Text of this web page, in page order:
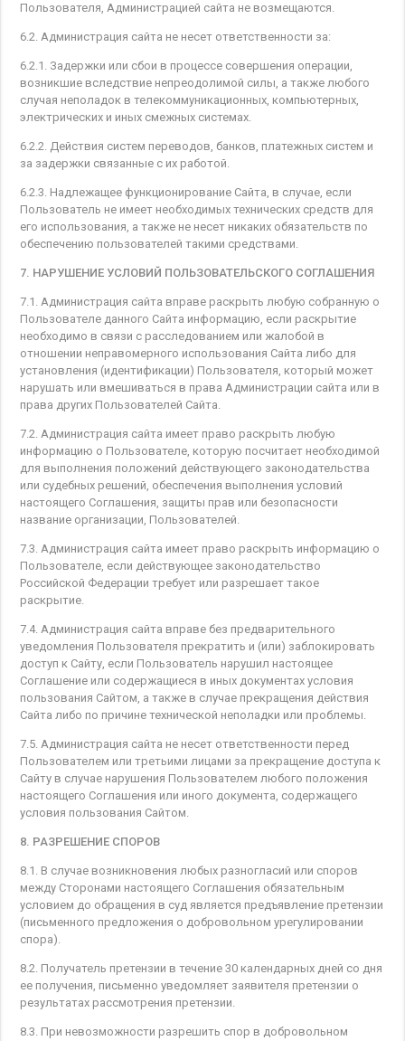
Пользователя, Администрацией сайта не возмещаются.
6.2. Администрация сайта не несет ответственности за:
6.2.1. Задержки или сбои в процессе совершения операции,
возникшие вследствие непреодолимой силы, а также любого
случая неполадок в телекоммуникационных, компьютерных,
электрических и иных смежных системах.
6.2.2. Действия систем переводов, банков, платежных систем и
за задержки связанные с их работой.
6.2.3. Надлежащее функционирование Сайта, в случае, если
Пользователь не имеет необходимых технических средств для
его использования, а также не несет никаких обязательств по
обеспечению пользователей такими средствами.
7. НАРУШЕНИЕ УСЛОВИЙ ПОЛЬЗОВАТЕЛЬСКОГО СОГЛАШЕНИЯ
7.1. Администрация сайта вправе раскрыть любую собранную о
Пользователе данного Сайта информацию, если раскрытие
необходимо в связи с расследованием или жалобой в
отношении неправомерного использования Сайта либо для
установления (идентификации) Пользователя, который может
нарушать или вмешиваться в права Администрации сайта или в
права других Пользователей Сайта.
7.2. Администрация сайта имеет право раскрыть любую
информацию о Пользователе, которую посчитает необходимой
для выполнения положений действующего законодательства
или судебных решений, обеспечения выполнения условий
настоящего Соглашения, защиты прав или безопасности
название организации, Пользователей.
7.3. Администрация сайта имеет право раскрыть информацию о
Пользователе, если действующее законодательство
Российской Федерации требует или разрешает такое
раскрытие.
7.4. Администрация сайта вправе без предварительного
уведомления Пользователя прекратить и (или) заблокировать
доступ к Сайту, если Пользователь нарушил настоящее
Соглашение или содержащиеся в иных документах условия
пользования Сайтом, а также в случае прекращения действия
Сайта либо по причине технической неполадки или проблемы.
7.5. Администрация сайта не несет ответственности перед
Пользователем или третьими лицами за прекращение доступа к
Сайту в случае нарушения Пользователем любого положения
настоящего Соглашения или иного документа, содержащего
условия пользования Сайтом.
8. РАЗРЕШЕНИЕ СПОРОВ
8.1. В случае возникновения любых разногласий или споров
между Сторонами настоящего Соглашения обязательным
условием до обращения в суд является предъявление претензии
(письменного предложения о добровольном урегулировании
спора).
8.2. Получатель претензии в течение 30 календарных дней со дня
ее получения, письменно уведомляет заявителя претензии о
результатах рассмотрения претензии.
8.3. При невозможности разрешить спор в добровольном